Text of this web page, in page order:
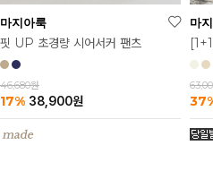
마지아룩
핏 UP 초경량 시어서커 팬츠
46,680원
17% 38,900원
마